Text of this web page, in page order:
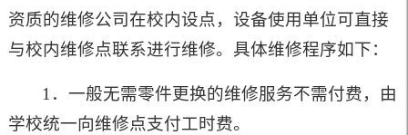
资质的维修公司在校内设点，设备使用单位可直接
与校内维修点联系进行维修。具体维修程序如下：
1．一般无需零件更换的维修服务不需付费，由
学校统一向维修点支付工时费。